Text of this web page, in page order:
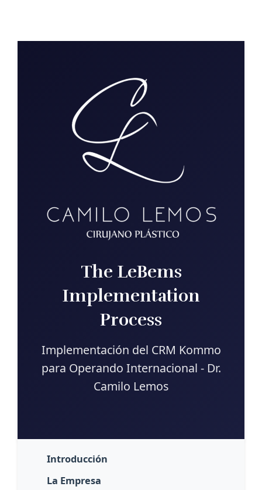
The LeBems
Implementation
Process
Implementación del CRM Kommo
para Operando Internacional - Dr.
Camilo Lemos
Introducción
La Empresa